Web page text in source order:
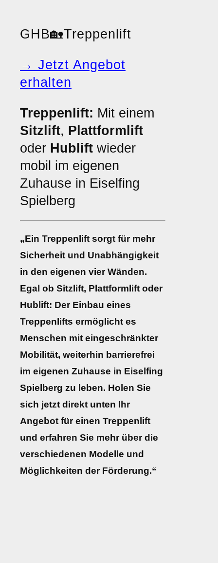
GHB🏡Treppenlift
→ Jetzt Angebot
erhalten
Treppenlift: Mit einem
Sitzlift, Plattformlift
oder Hublift wieder
mobil im eigenen
Zuhause in Eiselfing
Spielberg
„Ein Treppenlift sorgt für mehr
Sicherheit und Unabhängigkeit
in den eigenen vier Wänden.
Egal ob Sitzlift, Plattformlift oder
Hublift: Der Einbau eines
Treppenlifts ermöglicht es
Menschen mit eingeschränkter
Mobilität, weiterhin barrierefrei
im eigenen Zuhause in Eiselfing
Spielberg zu leben. Holen Sie
sich jetzt direkt unten Ihr
Angebot für einen Treppenlift
und erfahren Sie mehr über die
verschiedenen Modelle und
Möglichkeiten der Förderung.“